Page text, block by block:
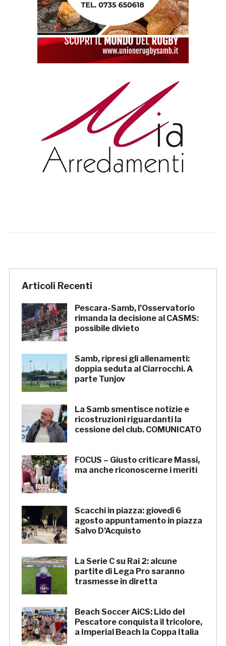
Articoli Recenti
Pescara-Samb, l’Osservatorio
rimanda la decisione al CASMS:
possibile divieto
Samb, ripresi gli allenamenti:
doppia seduta al Ciarrocchi. A
parte Tunjov
La Samb smentisce notizie e
ricostruzioni riguardanti la
cessione del club. COMUNICATO
FOCUS – Giusto criticare Massi,
ma anche riconoscerne i meriti
Scacchi in piazza: giovedì 6
agosto appuntamento in piazza
Salvo D’Acquisto
La Serie C su Rai 2: alcune
partite di Lega Pro saranno
trasmesse in diretta
Beach Soccer AiCS: Lido del
Pescatore conquista il tricolore,
a Imperial Beach la Coppa Italia